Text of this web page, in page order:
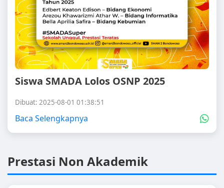
Siswa SMADA Lolos OSNP 2025
Dibuat: 2025-08-01 01:38:51
Baca Selengkapnya
Prestasi Non Akademik